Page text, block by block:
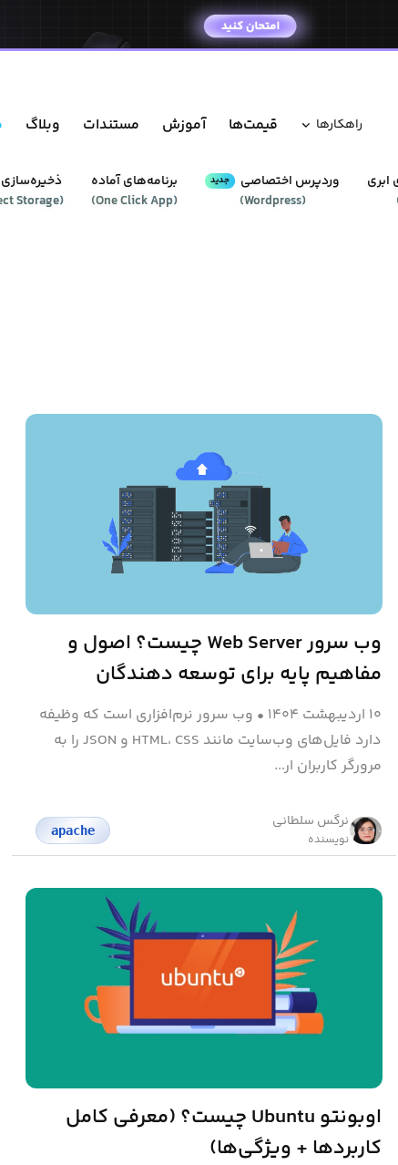
راهکار‌ها قیمت‌ها آموزش مستندات وبلاگ
ذخیره‌سازی
(
Storage
برنامه‌های آماده
(
One Click App
)
وردپرس‌ اختصاصی جدید
(
Wordpress
)
ابری
وب سرور Web Server چیست؟ اصول و
مفاهیم پایه‌ برای توسعه دهندگان
۱۰ اردیبهشت ۱۴۰۴ • وب سرور نرم‌افزاری است که وظیفه
دارد فایل‌های وب‌سایت مانند HTML، CSS و JSON را به
مرورگر کاربران ار...
نرگس سلطانی
نویسنده
apache
اوبونتو Ubuntu چیست؟ (معرفی کامل
کاربردها + ویژگی‌ها)